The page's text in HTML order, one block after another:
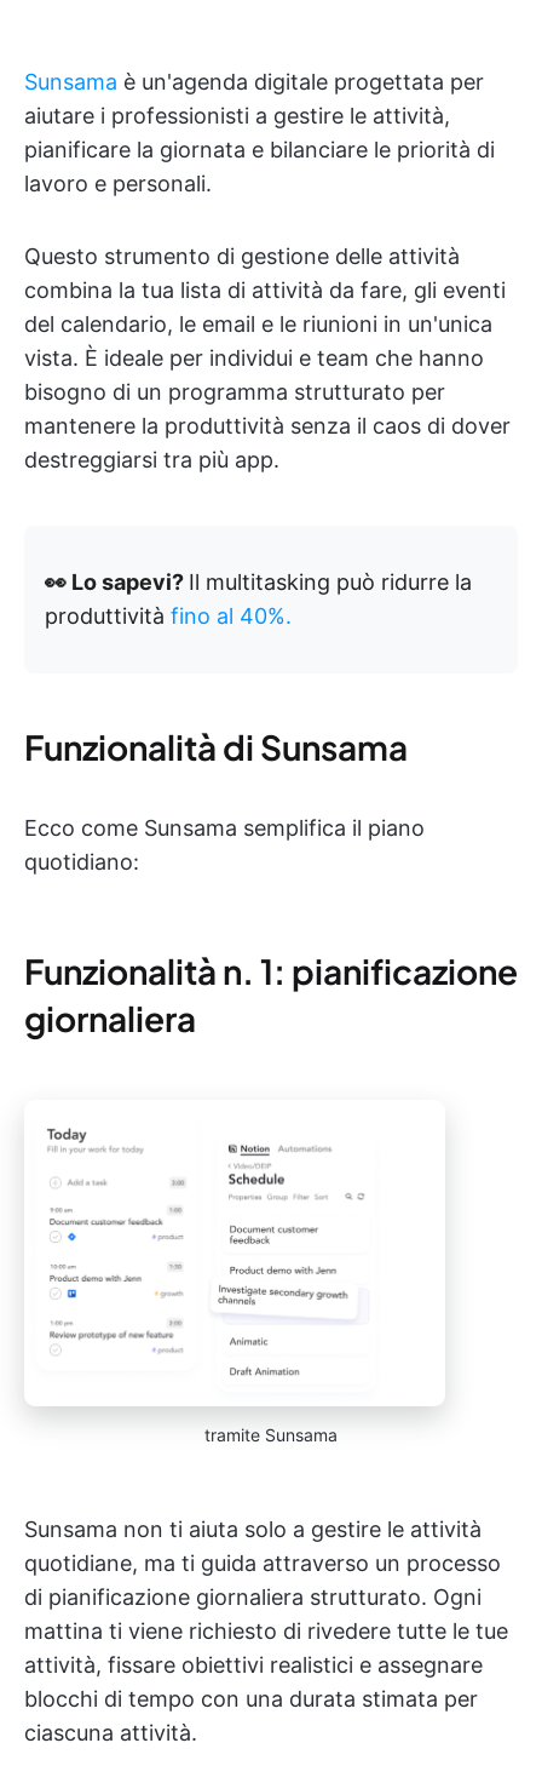
Sunsama è un'agenda digitale progettata per
aiutare i professionisti a gestire le attività,
pianificare la giornata e bilanciare le priorità di
lavoro e personali.
Questo strumento di gestione delle attività
combina la tua lista di attività da fare, gli eventi
del calendario, le email e le riunioni in un'unica
vista. È ideale per individui e team che hanno
bisogno di un programma strutturato per
mantenere la produttività senza il caos di dover
destreggiarsi tra più app.
👀 Lo sapevi? Il multitasking può ridurre la
produttività fino al 40%.
Funzionalità di Sunsama
Ecco come Sunsama semplifica il piano
quotidiano:
Funzionalità n. 1: pianificazione
giornaliera
tramite Sunsama
Sunsama non ti aiuta solo a gestire le attività
quotidiane, ma ti guida attraverso un processo
di pianificazione giornaliera strutturato. Ogni
mattina ti viene richiesto di rivedere tutte le tue
attività, fissare obiettivi realistici e assegnare
blocchi di tempo con una durata stimata per
ciascuna attività.